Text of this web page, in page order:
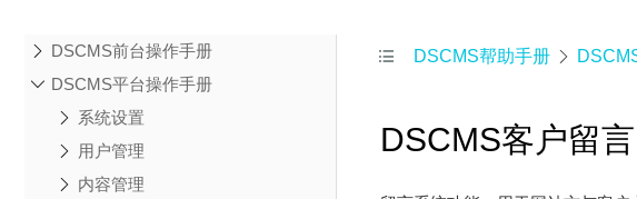
DSCMS前台操作手册
DSCMS平台操作手册
系统设置
用户管理
内容管理
 DSCMS帮助手册 
DSCMS客户留言